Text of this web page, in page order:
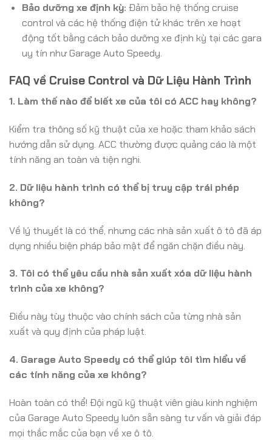
Bảo dưỡng xe định kỳ: Đảm bảo hệ thống cruise
control và các hệ thống điện tử khác trên xe hoạt
động tốt bằng cách bảo dưỡng xe định kỳ tại các gara
uy tín như Garage Auto Speedy.
FAQ về Cruise Control và Dữ Liệu Hành Trình
1. Làm thế nào để biết xe của tôi có ACC hay không?
Kiểm tra thông số kỹ thuật của xe hoặc tham khảo sách
hướng dẫn sử dụng. ACC thường được quảng cáo là một
tính năng an toàn và tiện nghi.
2. Dữ liệu hành trình có thể bị truy cập trái phép
không?
Về lý thuyết là có thể, nhưng các nhà sản xuất ô tô đã áp
dụng nhiều biện pháp bảo mật để ngăn chặn điều này.
3. Tôi có thể yêu cầu nhà sản xuất xóa dữ liệu hành
trình của xe không?
Điều này tùy thuộc vào chính sách của từng nhà sản
xuất và quy định của pháp luật.
4. Garage Auto Speedy có thể giúp tôi tìm hiểu về
các tính năng của xe không?
Hoàn toàn có thể! Đội ngũ kỹ thuật viên giàu kinh nghiệm
của Garage Auto Speedy luôn sẵn sàng tư vấn và giải đáp
mọi thắc mắc của bạn về xe ô tô.